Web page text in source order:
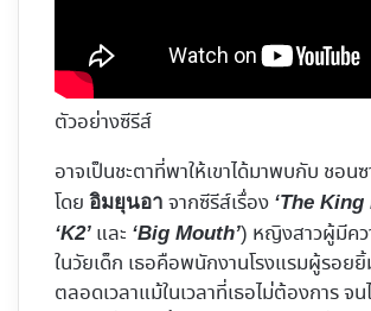
ตัวอย่างซีรีส์
อาจเป็นชะตาที่พาให้เขาได้มาพบกับ ชอน
โดย อิมยุนอา จากซีรีส์เรื่อง ‘The King
‘K2’ และ ‘Big Mouth’) หญิงสาวผู้มีคว
ในวัยเด็ก เธอคือพนักงานโรงแรมผู้รอย
ตลอดเวลาแม้ในเวลาที่เธอไม่ต้องการ จน